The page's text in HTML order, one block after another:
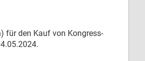
für den Kauf von Kongress-